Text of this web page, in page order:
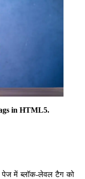
in HTML5.
पेज में ब्लॉक-लेवल टैग को